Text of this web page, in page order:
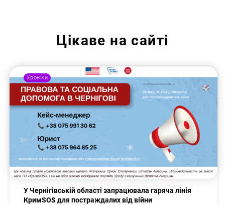
Цікаве на сайті
Хроніки
У Чернігівській області запрацювала гаряча лінія
КримSOS для постраждалих від війни